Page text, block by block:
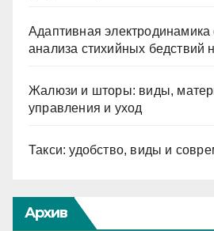
Адаптивная электродинамика
анализа стихийных бедствий
Жалюзи и шторы: виды,
управления и уход
Такси: удобство, виды и
Архив